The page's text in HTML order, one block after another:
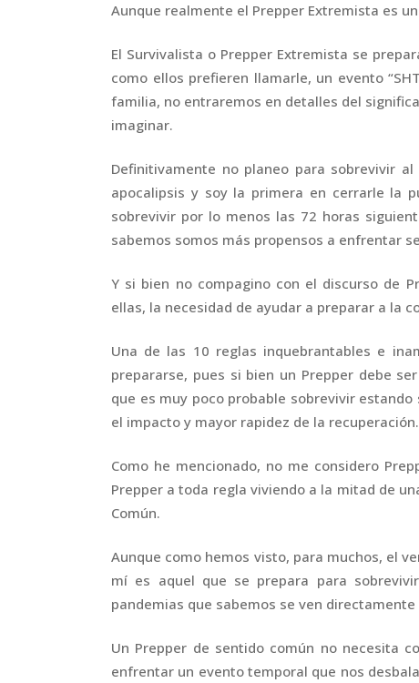
Aunque realmente el Prepper Extremista es
El Survivalista o Prepper Extremista se
como ellos prefieren llamarle, un evento
familia, no entraremos en detalles del
imaginar.
Definitivamente no planeo para sobrevivir
apocalipsis y soy la primera en cerrarle la
sobrevivir por lo menos las 72 horas
sabemos somos más propensos a enfrentar
Y si bien no compagino con el discurso de
ellas, la necesidad de ayudar a preparar a la
Una de las 10 reglas inquebrantables e
prepararse, pues si bien un Prepper debe
que es muy poco probable sobrevivir
el impacto y mayor rapidez de la recuperación.
Como he mencionado, no me considero
Prepper a toda regla viviendo a la mitad de
Común.
Aunque como hemos visto, para muchos, el
mí es aquel que se prepara para
pandemias que sabemos se ven
Un Prepper de sentido común no necesita
enfrentar un evento temporal que nos